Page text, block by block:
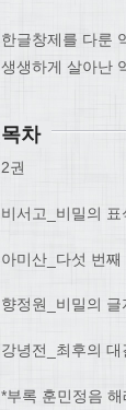
한글창제를 다룬
생생하게 살아난
목차
2권
비서고_비밀의 표
아미산_다섯 번째
향정원_비밀의 글
강녕전_최후의 대
*부록 훈민정음 해